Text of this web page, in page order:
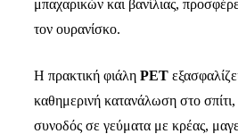
μπαχαρικών και βανίλιας,
τον ουρανίσκο.
Η πρακτική φιάλη PET
καθημερινή κατανάλωση στο
συνοδός σε γεύματα με κρέας,